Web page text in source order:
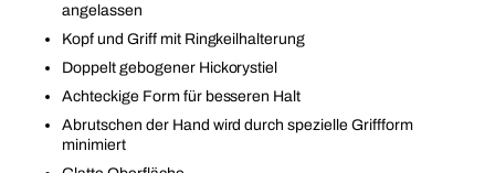
angelassen
Kopf und Griff mit Ringkeilhalterung
Doppelt gebogener Hickorystiel
Achteckige Form für besseren Halt
Abrutschen der Hand wird durch spezielle Griffform
minimiert